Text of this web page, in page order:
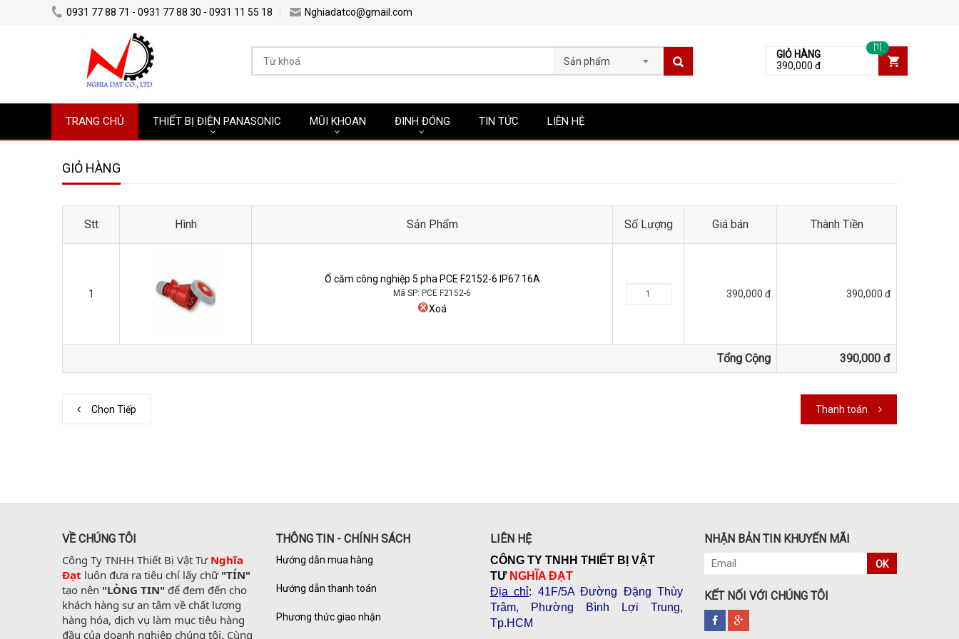
0931 77 88 71 - 0931 77 88 30 - 0931 11 55 18 Nghiadatco@gmail.com
Sản phẩm
GIỎ HÀNG
390,000 đ
[1]
TRANG CHỦ THIẾT BỊ ĐIỆN PANASONIC MŨI KHOAN ĐINH ĐÓNG TIN TỨC LIÊN HỆ
GIỎ HÀNG
Stt Hình Sản Phẩm Số Lượng Giá bán Thành Tiền
1
Ổ cắm công nghiệp 5 pha PCE F2152-6 IP67 16A
Mã SP: PCE F2152-6
Xoá
390,000 đ 390,000 đ
Tổng Cộng 390,000 đ
Chọn Tiếp Thanh toán
VỀ CHÚNG TÔI
Công Ty TNHH Thiết Bị Vật Tư Nghĩa
Đạt luôn đưa ra tiêu chí lấy chữ "TÍN"
tạo nên "LÒNG TIN" để đem đến cho
khách hàng sự an tâm về chất lượng
hàng hóa, dịch vụ làm mục tiêu hàng
đầu của doanh nghiệp chúng tôi. Cùng
THÔNG TIN - CHÍNH SÁCH
Hướng dẫn mua hàng
Hướng dẫn thanh toán
Phương thức giao nhận
LIÊN HỆ
CÔNG TY TNHH THIẾT BỊ VẬT
TƯ NGHĨA ĐẠT
Địa chỉ: 41F/5A Đường Đặng Thùy
Trâm, Phường Bình Lợi Trung,
Tp.HCM
NHẬN BẢN TIN KHUYẾN MÃI
OK
KẾT NỐI VỚI CHÚNG TÔI